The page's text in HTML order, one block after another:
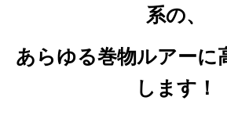
系の、
あらゆる巻物ルアーに
します！